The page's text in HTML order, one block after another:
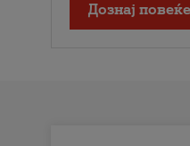
Дознај повеќе